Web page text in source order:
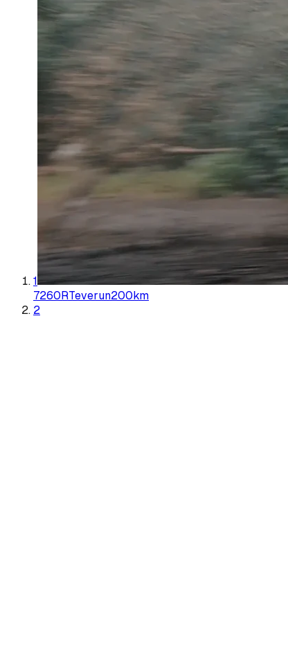
1
7260RTeverun200km
2